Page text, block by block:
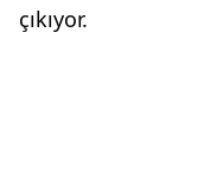
çıkıyor.